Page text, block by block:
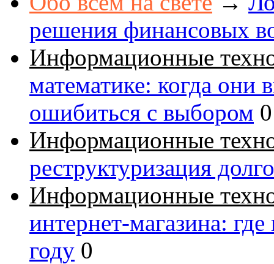
решения финансовых
Информационные
математике: когда они
ошибиться с выбором 0
Информационные
реструктуризация
Информационные
интернет-магазина:
году 0